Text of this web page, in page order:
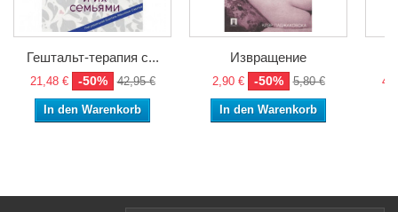
Гештальт-терапия с...
21,48 € -50% 42,95 €
In den Warenkorb
Извращение
2,90 € -50% 5,80 €
In den Warenkorb